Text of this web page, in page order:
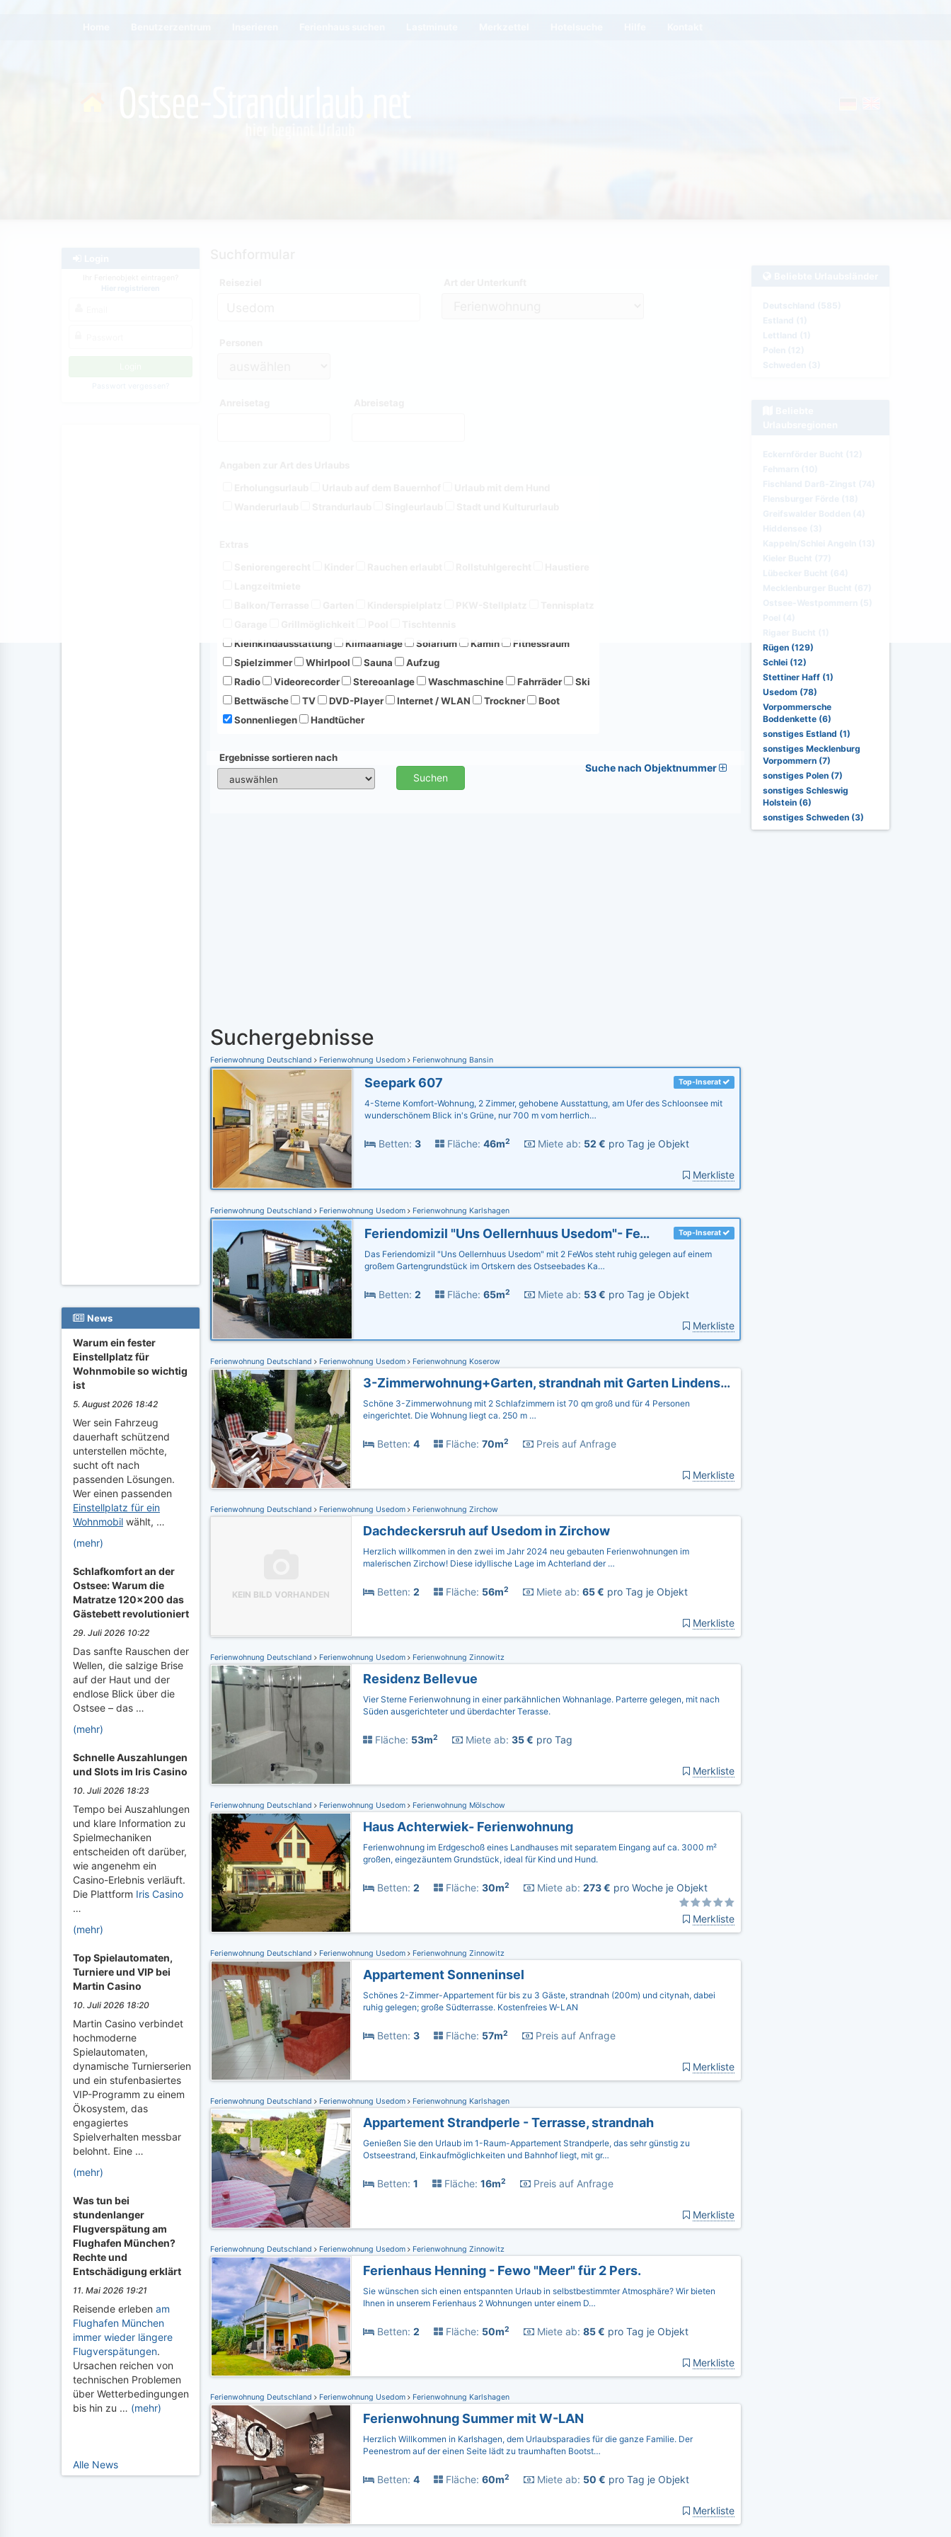
News
Warum ein fester
Einstellplatz für
Wohnmobile so wichtig
ist
5. August 2026 18:42
Wer sein Fahrzeug
dauerhaft schützend
unterstellen möchte,
sucht oft nach
passenden Lösungen.
Wer einen passenden
Einstellplatz für ein
Wohnmobil wählt, …
(mehr)
Schlafkomfort an der
Ostsee: Warum die
Matratze 120x200 das
Gästebett revolutioniert
29. Juli 2026 10:22
Das sanfte Rauschen der
Wellen, die salzige Brise
auf der Haut und der
endlose Blick über die
Ostsee – das …
(mehr)
Schnelle Auszahlungen
und Slots im Iris Casino
10. Juli 2026 18:23
Tempo bei Auszahlungen
und klare Information zu
Spielmechaniken
entscheiden oft darüber,
wie angenehm ein
Casino-Erlebnis verläuft.
Die Plattform Iris Casino
…
(mehr)
Top Spielautomaten,
Turniere und VIP bei
Martin Casino
10. Juli 2026 18:20
Martin Casino verbindet
hochmoderne
Spielautomaten,
dynamische Turnierserien
und ein stufenbasiertes
VIP-Programm zu einem
Ökosystem, das
engagiertes
Spielverhalten messbar
belohnt. Eine …
(mehr)
Was tun bei
stundenlanger
Flugverspätung am
Flughafen München?
Rechte und
Entschädigung erklärt
11. Mai 2026 19:21
Reisende erleben am
Flughafen München
immer wieder längere
Flugverspätungen.
Ursachen reichen von
technischen Problemen
über Wetterbedingungen
bis hin zu … (mehr)
Alle News
Kleinkindausstattung
Klimaanlage Solarium Kamin
Fitnessraum
Spielzimmer
Whirlpool Sauna
Aufzug
Radio
Videorecorder Stereoanlage Waschmaschine Fahrräder
Ski
Bettwäsche
TV DVD-Player Internet / WLAN Trockner
Boot
Sonnenliegen
Handtücher
Ergebnisse sortieren nach
Suchen
Suche nach Objektnummer
Suchergebnisse
Ferienwohnung Deutschland Ferienwohnung Usedom Ferienwohnung Bansin
Top-Inserat
Seepark 607
4-Sterne Komfort-Wohnung, 2 Zimmer, gehobene Ausstattung, am Ufer des Schloonsee mit
wunderschönem Blick in's Grüne, nur 700 m vom herrlich…
Betten: 3 Fläche: 46m2 Miete ab: 52 € pro Tag je Objekt
Merkliste
Ferienwohnung Deutschland Ferienwohnung Usedom Ferienwohnung Karlshagen
Top-Inserat
Feriendomizil "Uns Oellernhuus Usedom"- FeWo "de Tweit"
Das Feriendomizil "Uns Oellernhuus Usedom" mit 2 FeWos steht ruhig gelegen auf einem
großem Gartengrundstück im Ortskern des Ostseebades Ka…
Betten: 2 Fläche: 65m2 Miete ab: 53 € pro Tag je Objekt
Merkliste
Ferienwohnung Deutschland Ferienwohnung Usedom Ferienwohnung Koserow
3-Zimmerwohnung+Garten, strandnah mit Garten Lindenstraße 18
Schöne 3-Zimmerwohnung mit 2 Schlafzimmern ist 70 qm groß und für 4 Personen
eingerichtet. Die Wohnung liegt ca. 250 m …
Betten: 4 Fläche: 70m2 Preis auf Anfrage
Merkliste
Ferienwohnung Deutschland Ferienwohnung Usedom Ferienwohnung Zirchow
KEIN BILD VORHANDEN
Dachdeckersruh auf Usedom in Zirchow
Herzlich willkommen in den zwei im Jahr 2024 neu gebauten Ferienwohnungen im
malerischen Zirchow! Diese idyllische Lage im Achterland der …
Betten: 2 Fläche: 56m2 Miete ab: 65 € pro Tag je Objekt
Merkliste
Ferienwohnung Deutschland Ferienwohnung Usedom Ferienwohnung Zinnowitz
Residenz Bellevue
Vier Sterne Ferienwohnung in einer parkähnlichen Wohnanlage. Parterre gelegen, mit nach
Süden ausgerichteter und überdachter Terasse.
Fläche: 53m2 Miete ab: 35 € pro Tag
Merkliste
Ferienwohnung Deutschland Ferienwohnung Usedom Ferienwohnung Mölschow
Haus Achterwiek- Ferienwohnung
Ferienwohnung im Erdgeschoß eines Landhauses mit separatem Eingang auf ca. 3000 m²
großen, eingezäuntem Grundstück, ideal für Kind und Hund.
Betten: 2 Fläche: 30m2 Miete ab: 273 € pro Woche je Objekt
Merkliste
Ferienwohnung Deutschland Ferienwohnung Usedom Ferienwohnung Zinnowitz
Appartement Sonneninsel
Schönes 2-Zimmer-Appartement für bis zu 3 Gäste, strandnah (200m) und citynah, dabei
ruhig gelegen; große Südterrasse. Kostenfreies W-LAN
Betten: 3 Fläche: 57m2 Preis auf Anfrage
Merkliste
Ferienwohnung Deutschland Ferienwohnung Usedom Ferienwohnung Karlshagen
Appartement Strandperle - Terrasse, strandnah
Genießen Sie den Urlaub im 1-Raum-Appartement Strandperle, das sehr günstig zu
Ostseestrand, Einkaufmöglichkeiten und Bahnhof liegt, mit gr…
Betten: 1 Fläche: 16m2 Preis auf Anfrage
Merkliste
Ferienwohnung Deutschland Ferienwohnung Usedom Ferienwohnung Zinnowitz
Ferienhaus Henning - Fewo "Meer" für 2 Pers.
Sie wünschen sich einen entspannten Urlaub in selbstbestimmter Atmosphäre? Wir bieten
Ihnen in unserem Ferienhaus 2 Wohnungen unter einem D…
Betten: 2 Fläche: 50m2 Miete ab: 85 € pro Tag je Objekt
Merkliste
Ferienwohnung Deutschland Ferienwohnung Usedom Ferienwohnung Karlshagen
Ferienwohnung Summer mit W-LAN
Herzlich Willkommen in Karlshagen, dem Urlaubsparadies für die ganze Familie. Der
Peenestrom auf der einen Seite lädt zu traumhaften Bootst…
Betten: 4 Fläche: 60m2 Miete ab: 50 € pro Tag je Objekt
Merkliste
Rügen (129)
Schlei (12)
Stettiner Haff (1)
Usedom (78)
Vorpommersche
Boddenkette (6)
sonstiges Estland (1)
sonstiges Mecklenburg
Vorpommern (7)
sonstiges Polen (7)
sonstiges Schleswig
Holstein (6)
sonstiges Schweden (3)